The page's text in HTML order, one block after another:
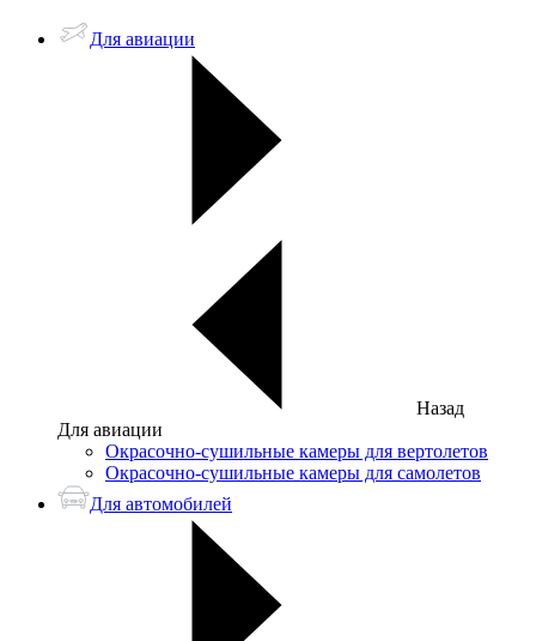
Для авиации
Назад
Для авиации
Окрасочно-сушильные камеры для вертолетов
Окрасочно-сушильные камеры для самолетов
Для автомобилей